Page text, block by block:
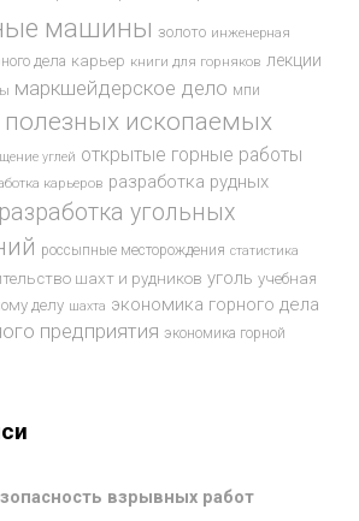
машины золото инженерная
дела карьер книги для горняков лекции
маркшейдерское дело мпи
ископаемых
углей открытые горные работы
карьеров разработка рудных
разработка угольных
россыпные месторождения статистика
шахт и рудников уголь учебная
делу шахта экономика горного дела
предприятия экономика горной
взрывных работ